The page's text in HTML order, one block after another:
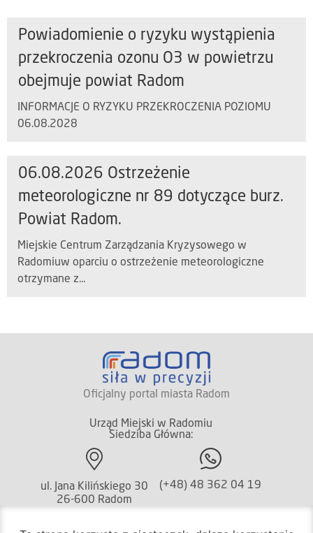
Powiadomienie o ryzyku wystąpienia
przekroczenia ozonu O3 w powietrzu
obejmuje powiat Radom
INFORMACJE O RYZYKU PRZEKROCZENIA POZIOMU
06.08.2028
06.08.2026 Ostrzeżenie
meteorologiczne nr 89 dotyczące burz.
Powiat Radom.
Miejskie Centrum Zarządzania Kryzysowego w
Radomiuw oparciu o ostrzeżenie meteorologiczne
otrzymane z...
Oficjalny portal miasta Radom
Urząd Miejski w Radomiu
Siedziba Główna:
ul. Jana Kilińskiego 30
26-600 Radom
(+48) 48 362 04 19